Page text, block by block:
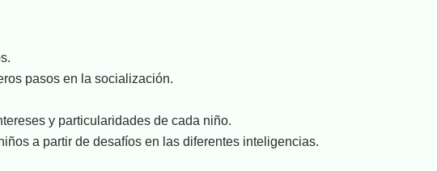
pasos en la socialización.
y particularidades de cada niño.
a partir de desafíos en las diferentes inteligencias.